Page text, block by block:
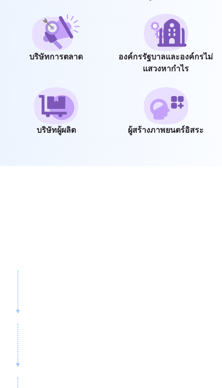
บริษัทการตลาด
องค์กรรัฐบาลและองค์กรไม่
แสวงหากำไร
บริษัทผู้ผลิต ผู้สร้างภาพยนตร์อิสระ